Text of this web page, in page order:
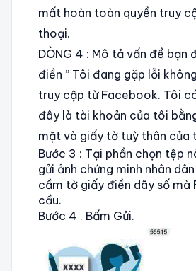
mất hoàn toàn quyền truy
thoại.
DÒNG 4 : Mô tả vấn đề bạn
điền ” Tôi đang gặp lỗi
truy cập từ Facebook. Tôi
đây là tài khoản của tôi
mặt và giấy tờ tuỳ thân của
Bước 3 : Tại phần chọn tệp
gửi ảnh chứng minh nhân
cầm tờ giấy điền dãy số mà
cầu.
Bước 4 . Bấm Gửi.